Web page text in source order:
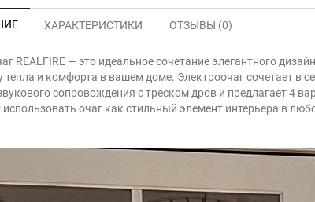
ХАРАКТЕРИСТИКИ ОТЗЫВЫ (0)
REALFIRE — это идеальное сочетание элегантного
тепла и комфорта в вашем доме. Электроочаг сочетает в
сопровождения с треском дров и предлагает 4
использовать очаг как стильный элемент интерьера в